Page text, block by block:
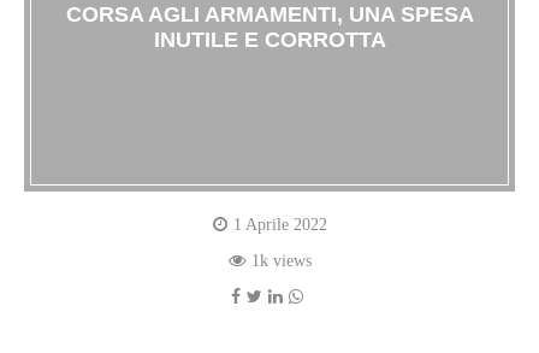
CORSA AGLI ARMAMENTI, UNA SPESA
INUTILE E CORROTTA
1 Aprile 2022
1k views